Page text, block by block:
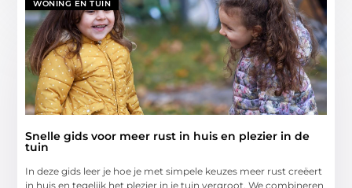
WONING EN TUIN
Snelle gids voor meer rust in huis en plezier in de
tuin
In deze gids leer je hoe je met simpele keuzes meer rust creëert
in huis en tegelijk het plezier in je tuin vergroot. We combineren